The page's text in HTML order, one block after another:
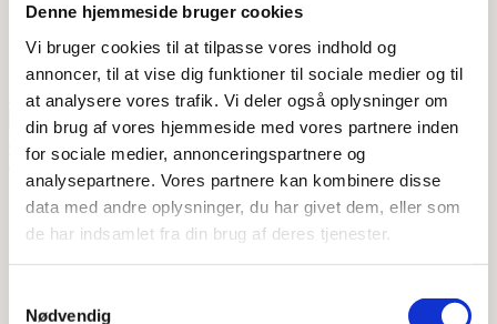
Denne hjemmeside bruger cookies
Vi bruger cookies til at tilpasse vores indhold og
annoncer, til at vise dig funktioner til sociale medier og til
at analysere vores trafik. Vi deler også oplysninger om
din brug af vores hjemmeside med vores partnere inden
for sociale medier, annonceringspartnere og
analysepartnere. Vores partnere kan kombinere disse
data med andre oplysninger, du har givet dem, eller som
de har indsamlet fra din brug af deres tjenester.
Nødvendig
Quooker nordic square
Quooker nordic round twintaps
Tilbehør og reservedele
Forside/ Vare Størrelser / Ø75 lodret udløb 900mm messing rib
Ø75 lodret udløb 900mm
messing rib
Viser 1 resultat